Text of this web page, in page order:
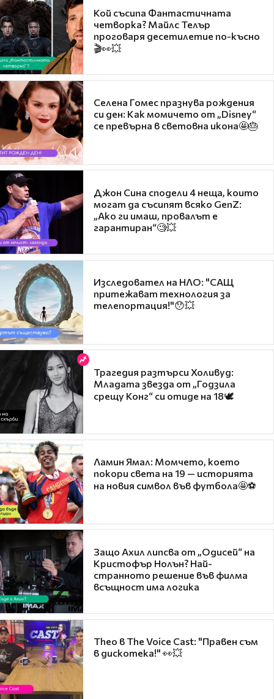
Кой съсипа Фантастичната
четворка? Майлс Телър
проговаря десетилетие по-късно
🎬👀💥
Селена Гомес празнува рождения
си ден: Как момичето от „Disney“
се превърна в световна икона🤩🎂
Джон Сина сподели 4 неща, които
могат да съсипят всяко GenZ:
„Ако ги имаш, провалът е
гарантиран“🧐💥
Изследовател на НЛО: "САЩ
притежават технология за
телепортация!"😯💥
Трагедия разтърси Холивуд:
Младата звезда от „Годзила
срещу Конг“ си отиде на 18🕊️
Ламин Ямал: Момчето, което
покори света на 19 — историята
на новия символ във футбола🤩⚽
Защо Ахил липсва от „Одисей“ на
Кристофър Нолън? Най-
странното решение във филма
всъщност има логика
Theo в The Voice Cast: "Правен съм
в дискотека!" 👀💥